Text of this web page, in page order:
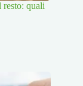
resto: quali